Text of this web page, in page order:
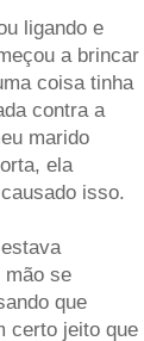
ligando e
a brincar
coisa tinha
contra a
marido
ela
isso.
mão se
que
certo jeito que